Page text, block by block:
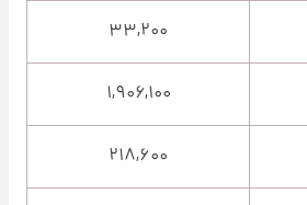
۳۳,۲۰۰
۱,۹۰۶,۱۰۰
۲۱۸,۶۰۰